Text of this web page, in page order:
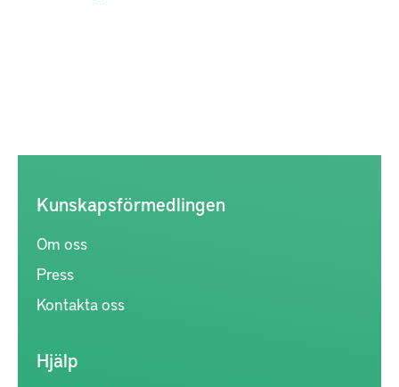
Kunskapsförmedlingen
Om oss
Press
Kontakta oss
Hjälp